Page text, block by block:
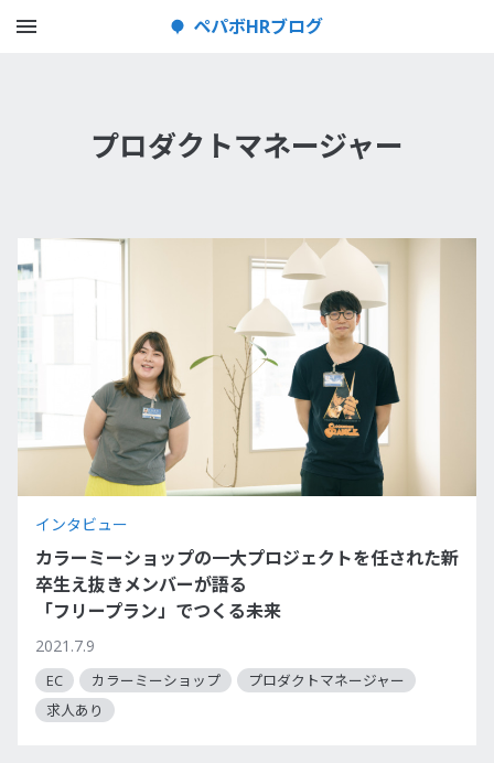
ペパボHRブログ
プロダクトマネージャー
インタビュー
カラーミーショップの一大プロジェクトを任された新
卒生え抜きメンバーが語る
「フリープラン」でつくる未来
2021.7.9
EC カラーミーショップ
プロダクトマネージャー
求人あり